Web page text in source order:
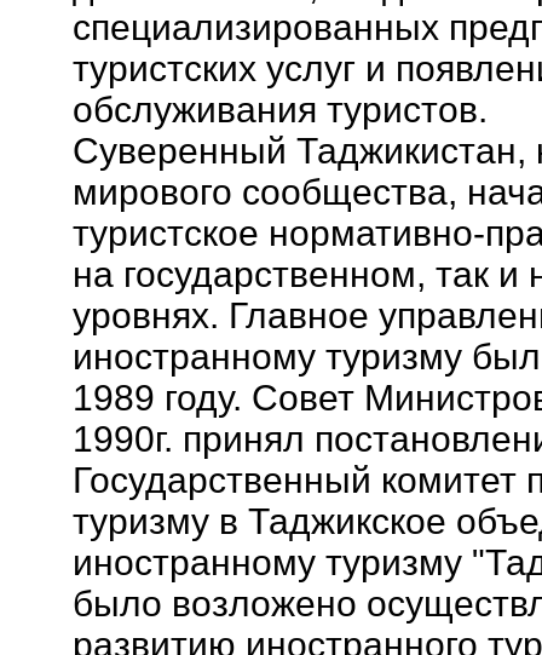
специализированных
туристских услуг и
обслуживания туристов.
Суверенный Таджикистан,
мирового сообщества,
туристское нормативно-
на государственном, так
уровнях. Главное
иностранному туризму
1989 году. Совет
1990г. принял
Государственный комитет
туризму в Таджикское
иностранному туризму
было возложено
развитию иностранного